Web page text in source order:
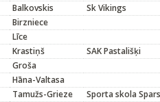
Balkovskis
Sk Vikings
Birzniece
Līce
Krastiņš
SAK Pastališķi
Groša
Hāna-Valtasa
Tamužs-Grieze
Sporta skola Spars